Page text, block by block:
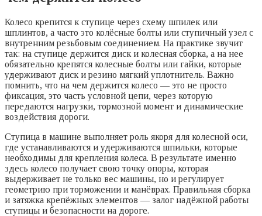
Колесо крепится к ступице через схему шпилек или
шплинтов, а часто это колёсные болты или ступичный узел с
внутренним резьбовым соединением. На практике звучит
так: на ступице держится диск и колесная сборка, а на нее
обязательно крепятся колесные болты или гайки, которые
удерживают диск и резино мягкий уплотнитель. Важно
помнить, что на чем держится колесо — это не просто
фиксация, это часть условной цепи, через которую
передаются нагрузки, тормозной момент и динамические
воздействия дороги.
Ступица в машине выполняет роль якоря для колесной оси,
где устанавливаются и удерживаются шпильки, которые
необходимы для крепления колеса. В результате именно
здесь колесо получает свою точку опоры, которая
выдерживает не только вес машины, но и регулирует
геометрию при торможении и манёврах. Правильная сборка
и затяжка крепёжных элементов — залог надёжной работы
ступицы и безопасности на дороге.